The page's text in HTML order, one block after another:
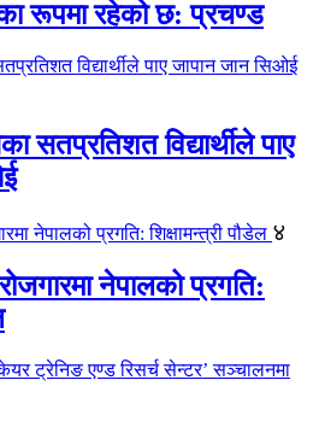
रूपमा रहेको छ: प्रचण्ड
सतप्रतिशत विद्यार्थीले पाए
४
नेपालको प्रगति: